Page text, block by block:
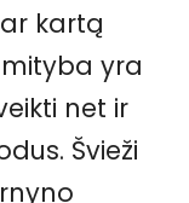
kartą
yra
net ir
Švieži